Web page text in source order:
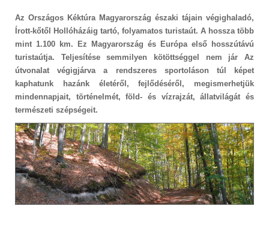
Az Országos Kéktúra Magyarország északi tájain végighaladó,
Írott-kőtől Hollóházáig tartó, folyamatos turistaút. A hossza több
mint 1.100 km. Ez Magyarország és Európa első hosszútávú
turistaútja. Teljesítése semmilyen kötöttséggel nem jár Az
útvonalat végigjárva a rendszeres sportoláson túl képet
kaphatunk hazánk életéről, fejlődéséről, megismerhetjük
mindennapjait, történelmét, föld- és vízrajzát, állatvilágát és
természeti szépségeit.